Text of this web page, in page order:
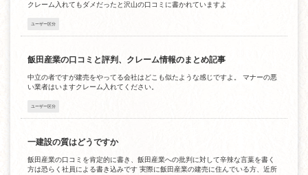
クレーム入れてもダメだったと沢山の口コミに書かれていますよ
ユーザー区分
飯田産業の口コミと評判、クレーム情報のまとめ記事
中立の者ですが建売をやってる会社はどこも似たような感じですよ。 マナーの悪
い業者はいますクレーム入れてください。
ユーザー区分
一建設の質はどうですか
飯田産業の口コミを肯定的に書き、飯田産業への批判に対して辛辣な言葉を書く
方は恐らく社員による書き込みです 実際に飯田産業の建売に住んでいる方、近所